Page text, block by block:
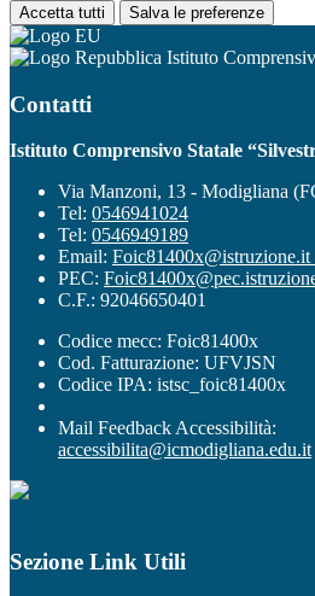
Accetta tutti Salva le preferenze
Istituto
Contatti
Istituto Comprensivo Statale
Via Manzoni, 13 - Modigliana
Tel: 0546941024
Tel: 0546949189
Email: Foic81400x@istruzione.it
PEC:
C.F.: 92046650401
Codice mecc: Foic81400x
Cod. Fatturazione: UFVJSN
Codice IPA: istsc_foic81400x
Mail Feedback Accessibilità:
accessibilita@icmodigliana.edu.it
Sezione Link Utili